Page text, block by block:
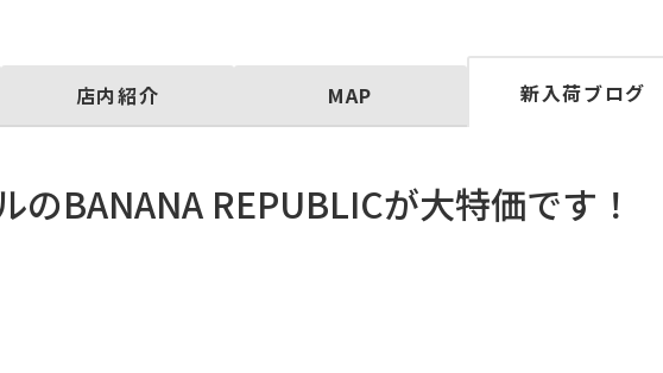
店内紹介 MAP 新入荷ブログ
のBANANA REPUBLICが大特価です！